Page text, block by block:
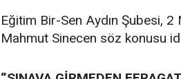
Eğitim Bir-Sen Aydın Şubesi, 2
Mahmut Sinecen söz konusu